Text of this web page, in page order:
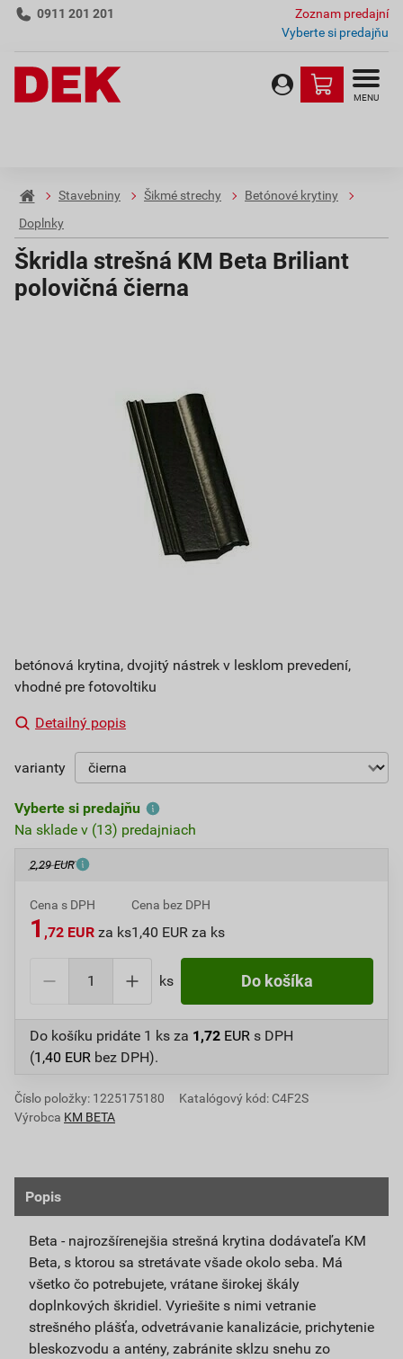
0911 201 201
Zoznam predajní
Vyberte si predajňu
MENU
Stavebniny Šikmé strechy
Betónové krytiny
Doplnky
Škridla strešná KM Beta Briliant
polovičná čierna
betónová krytina, dvojitý nástrek v lesklom prevedení,
vhodné pre fotovoltiku
Detailný popis
varianty
Vyberte si predajňu
Na sklade v (13) predajniach
2,29 EUR
Cena s DPH
1 ,72 EUR za ks
Cena bez DPH
1,40 EUR za ks
ks Do košíka
Do košíku pridáte 1 ks za 1,72 EUR s DPH
(1,40 EUR bez DPH).
Číslo položky: 1225175180
Katalógový kód: C4F2S
Výrobca KM BETA
Popis
Beta - najrozšírenejšia strešná krytina dodávateľa KM
Beta, s ktorou sa stretávate všade okolo seba. Má
všetko čo potrebujete, vrátane širokej škály
doplnkových škridiel. Vyriešite s nimi vetranie
strešného plášťa, odvetrávanie kanalizácie, prichytenie
bleskozvodu a antény, zabránite sklzu snehu zo